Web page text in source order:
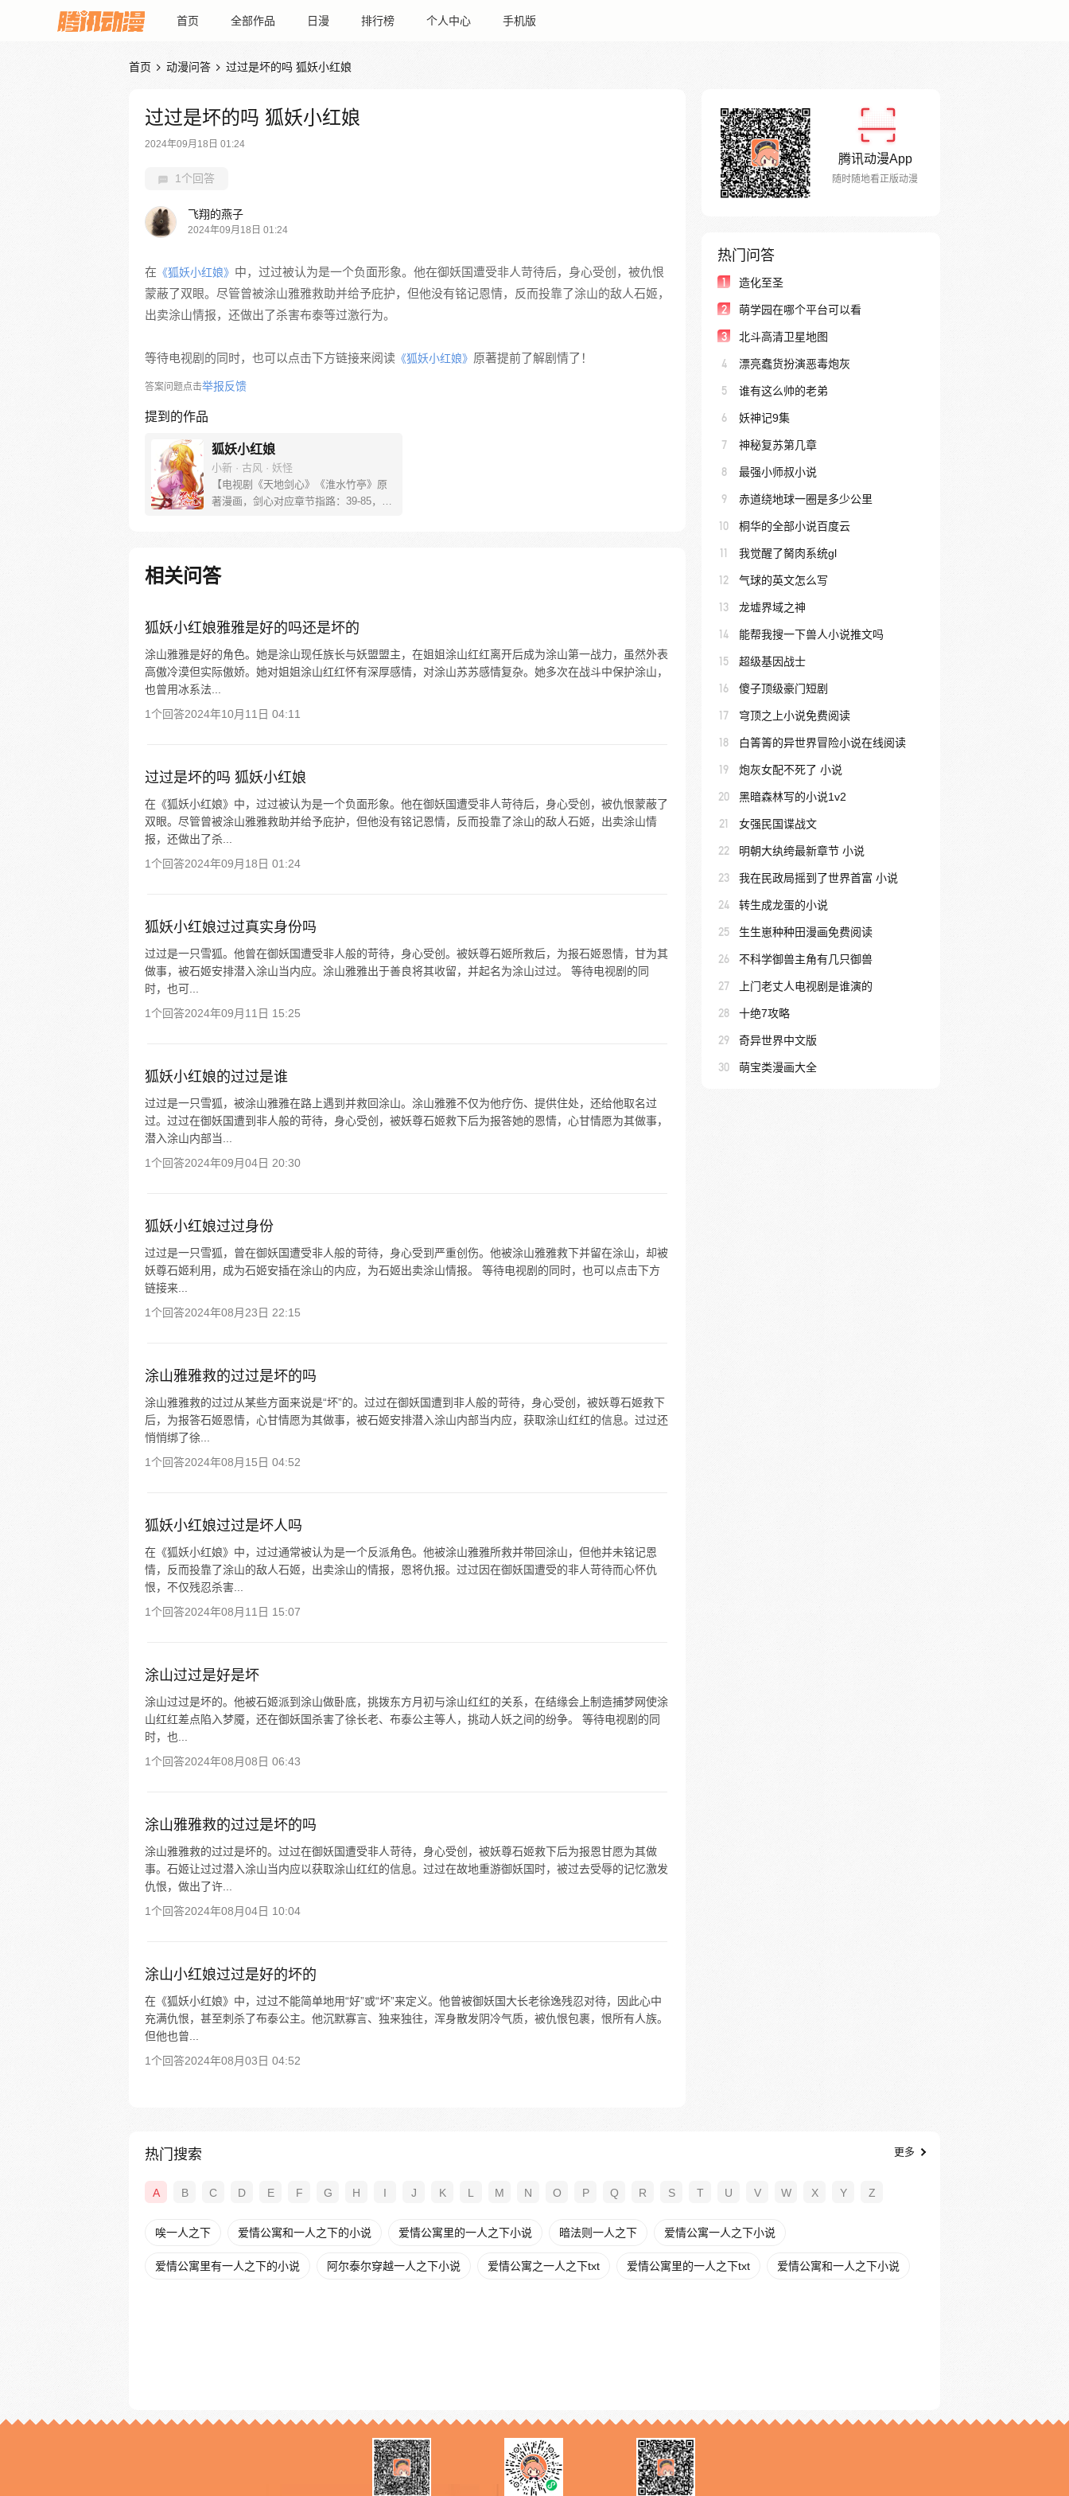
首页 全部作品 日漫 排行榜 个人中心 手机版
首页  动漫问答  过过是坏的吗 狐妖小红娘
过过是坏的吗 狐妖小红娘
2024年09月18日 01:24
1个回答
飞翔的燕子
2024年09月18日 01:24
在 《狐妖小红娘》 中，过过被认为是一个负面形象。他在御妖国遭受非人苛待后，身心受创，被仇恨
蒙蔽了双眼。尽管曾被涂山雅雅救助并给予庇护，但他没有铭记恩情，反而投靠了涂山的敌人石姬，
出卖涂山情报，还做出了杀害布泰等过激行为。
等待电视剧的同时，也可以点击下方链接来阅读 《狐妖小红娘》 原著提前了解剧情了！
答案问题点击举报反馈
提到的作品
狐妖小红娘
小新 · 古风 · 妖怪
【电视剧《天地剑心》《淮水竹亭》原
著漫画，剑心对应章节指路：39-85，淮
新。）
相关问答
狐妖小红娘雅雅是好的吗还是坏的
涂山雅雅是好的角色。她是涂山现任族长与妖盟盟主，在姐姐涂山红红离开后成为涂山第一战力，虽然外表
高傲冷漠但实际傲娇。她对姐姐涂山红红怀有深厚感情，对涂山苏苏感情复杂。她多次在战斗中保护涂山，
也曾用冰系法...
1个回答2024年10月11日 04:11
过过是坏的吗 狐妖小红娘
在《狐妖小红娘》中，过过被认为是一个负面形象。他在御妖国遭受非人苛待后，身心受创，被仇恨蒙蔽了
双眼。尽管曾被涂山雅雅救助并给予庇护，但他没有铭记恩情，反而投靠了涂山的敌人石姬，出卖涂山情
报，还做出了杀...
1个回答2024年09月18日 01:24
狐妖小红娘过过真实身份吗
过过是一只雪狐。他曾在御妖国遭受非人般的苛待，身心受创。被妖尊石姬所救后，为报石姬恩情，甘为其
做事，被石姬安排潜入涂山当内应。涂山雅雅出于善良将其收留，并起名为涂山过过。 等待电视剧的同
时，也可...
1个回答2024年09月11日 15:25
狐妖小红娘的过过是谁
过过是一只雪狐，被涂山雅雅在路上遇到并救回涂山。涂山雅雅不仅为他疗伤、提供住处，还给他取名过
过。过过在御妖国遭到非人般的苛待，身心受创，被妖尊石姬救下后为报答她的恩情，心甘情愿为其做事，
潜入涂山内部当...
1个回答2024年09月04日 20:30
狐妖小红娘过过身份
过过是一只雪狐，曾在御妖国遭受非人般的苛待，身心受到严重创伤。他被涂山雅雅救下并留在涂山，却被
妖尊石姬利用，成为石姬安插在涂山的内应，为石姬出卖涂山情报。 等待电视剧的同时，也可以点击下方
链接来...
1个回答2024年08月23日 22:15
涂山雅雅救的过过是坏的吗
涂山雅雅救的过过从某些方面来说是“坏”的。过过在御妖国遭到非人般的苛待，身心受创，被妖尊石姬救下
后，为报答石姬恩情，心甘情愿为其做事，被石姬安排潜入涂山内部当内应，获取涂山红红的信息。过过还
悄悄绑了徐...
1个回答2024年08月15日 04:52
狐妖小红娘过过是坏人吗
在《狐妖小红娘》中，过过通常被认为是一个反派角色。他被涂山雅雅所救并带回涂山，但他并未铭记恩
情，反而投靠了涂山的敌人石姬，出卖涂山的情报，恩将仇报。过过因在御妖国遭受的非人苛待而心怀仇
恨，不仅残忍杀害...
1个回答2024年08月11日 15:07
涂山过过是好是坏
涂山过过是坏的。他被石姬派到涂山做卧底，挑拨东方月初与涂山红红的关系，在结缘会上制造捕梦网使涂
山红红差点陷入梦魇，还在御妖国杀害了徐长老、布泰公主等人，挑动人妖之间的纷争。 等待电视剧的同
时，也...
1个回答2024年08月08日 06:43
涂山雅雅救的过过是坏的吗
涂山雅雅救的过过是坏的。过过在御妖国遭受非人苛待，身心受创，被妖尊石姬救下后为报恩甘愿为其做
事。石姬让过过潜入涂山当内应以获取涂山红红的信息。过过在故地重游御妖国时，被过去受辱的记忆激发
仇恨，做出了许...
1个回答2024年08月04日 10:04
涂山小红娘过过是好的坏的
在《狐妖小红娘》中，过过不能简单地用“好”或“坏”来定义。他曾被御妖国大长老徐逸残忍对待，因此心中
充满仇恨，甚至刺杀了布泰公主。他沉默寡言、独来独往，浑身散发阴冷气质，被仇恨包裹，恨所有人族。
但他也曾...
1个回答2024年08月03日 04:52
腾讯动漫App
随时随地看正版动漫
热门问答
1 造化至圣
2 萌学园在哪个平台可以看
3 北斗高清卫星地图
4 漂亮蠢货扮演恶毒炮灰
5 谁有这么帅的老弟
6 妖神记9集
7 神秘复苏第几章
8 最强小师叔小说
9 赤道绕地球一圈是多少公里
10 桐华的全部小说百度云
11 我觉醒了胬肉系统gl
12 气球的英文怎么写
13 龙墟界域之神
14 能帮我搜一下兽人小说推文吗
15 超级基因战士
16 傻子顶级豪门短剧
17 穹顶之上小说免费阅读
18 白箐箐的异世界冒险小说在线阅读
19 炮灰女配不死了 小说
20 黑暗森林写的小说1v2
21 女强民国谍战文
22 明朝大纨绔最新章节 小说
23 我在民政局摇到了世界首富 小说
24 转生成龙蛋的小说
25 生生崽种种田漫画免费阅读
26 不科学御兽主角有几只御兽
27 上门老丈人电视剧是谁演的
28 十绝7攻略
29 奇异世界中文版
30 萌宝类漫画大全
热门搜索 更多
A B C D E F G H I J K L M N O P Q R S T U V W X Y Z
唉一人之下 爱情公寓和一人之下的小说 爱情公寓里的一人之下小说 暗法则一人之下 爱情公寓一人之下小说
爱情公寓里有一人之下的小说 阿尔泰尔穿越一人之下小说 爱情公寓之一人之下txt 爱情公寓里的一人之下txt 爱情公寓和一人之下小说